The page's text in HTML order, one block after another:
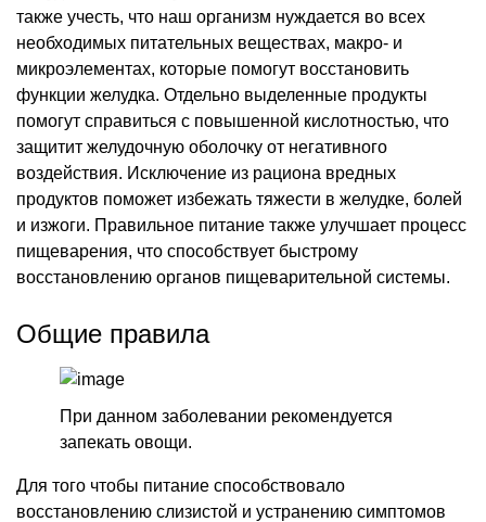
также учесть, что наш организм нуждается во всех
необходимых питательных веществах, макро- и
микроэлементах, которые помогут восстановить
функции желудка. Отдельно выделенные продукты
помогут справиться с повышенной кислотностью, что
защитит желудочную оболочку от негативного
воздействия. Исключение из рациона вредных
продуктов поможет избежать тяжести в желудке, болей
и изжоги. Правильное питание также улучшает процесс
пищеварения, что способствует быстрому
восстановлению органов пищеварительной системы.
Общие правила
При данном заболевании рекомендуется
запекать овощи.
Для того чтобы питание способствовало
восстановлению слизистой и устранению симптомов